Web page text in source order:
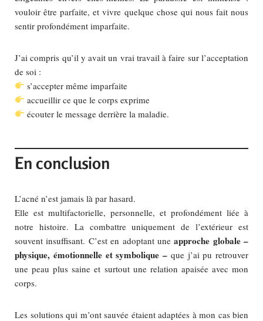
vouloir être parfaite, et vivre quelque chose qui nous fait nous
sentir profondément imparfaite.
J’ai compris qu’il y avait un vrai travail à faire sur l’acceptation
de soi :
s’accepter même imparfaite
accueillir ce que le corps exprime
écouter le message derrière la maladie.
En conclusion
L’acné n’est jamais là par hasard.
Elle est multifactorielle, personnelle, et profondément liée à
notre histoire. La combattre uniquement de l’extérieur est
souvent insuffisant. C’est en adoptant uneapproche globale –
physique, émotionnelle et symbolique – que j’ai pu retrouver
une peau plus saine et surtout une relation apaisée avec mon
corps.
Les solutions qui m’ont sauvée étaient adaptées à mon cas bien